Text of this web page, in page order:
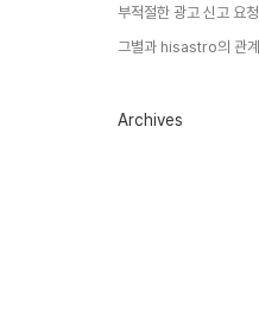
부적절한 광고 신고 요청
그별과 hisastro의 관계
Archives